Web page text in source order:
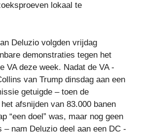
lokaal te
Deluzio volgden vrijdag
demonstraties tegen het
VA deze week. Nadat de VA -
van Trump dinsdag aan een
getuigde – toen de
afsnijden van 83.000 banen
“een doel” was, maar nog geen
– nam Deluzio deel aan een DC -